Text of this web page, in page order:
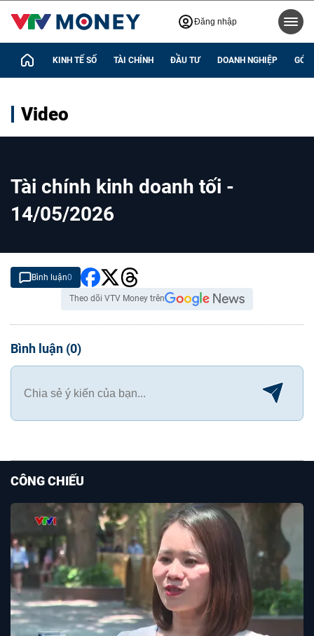
Đăng nhập
KINH TẾ SỐ TÀI CHÍNH ĐẦU TƯ DOANH NGHIỆP GÓC
Video
Tài chính kinh doanh tối -
14/05/2026
Bình luận0
Theo dõi VTV Money trên
Bình luận (0)
CÔNG CHIẾU